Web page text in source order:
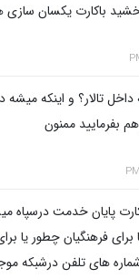
باکارت یکسان
تالار؟ و اینکه میشه
بفرمایید ممنون
پایان خدمت درسپاه
برای فرهنگیان چطور یا
های تلفن درشبکه